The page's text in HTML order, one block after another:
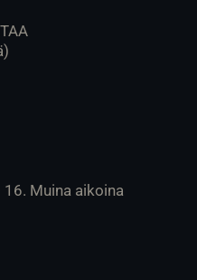
Muina aikoina